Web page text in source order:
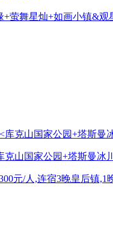
萤舞星灿+如画小镇&
克山国家公园+塔斯曼冰
元/人,连宿3晚皇后镇